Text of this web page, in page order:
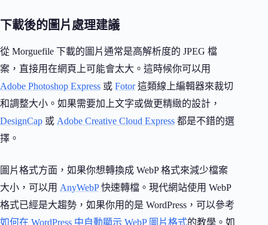
下載後的圖片處理建議
從 Morguefile 下載的圖片通常是高解析度的 JPEG 檔
案，直接用在網頁上可能會太大。這時候你可以用
Adobe Photoshop Express 或 Fotor這類線上編輯器來裁切
和調整大小。如果需要加上文字或做更精緻的設計，
DesignCap 或 Adobe Creative Cloud Express 都是不錯的選
擇。
圖片格式方面，如果你想轉換成 WebP 格式來減少檔案
大小，可以用 AnyWebP快速轉檔。現代網站使用 WebP
格式已經是大趨勢，如果你用的是 WordPress，可以參考
如何在 WordPress 中自動顯示 WebP 圖片格式的教學。如